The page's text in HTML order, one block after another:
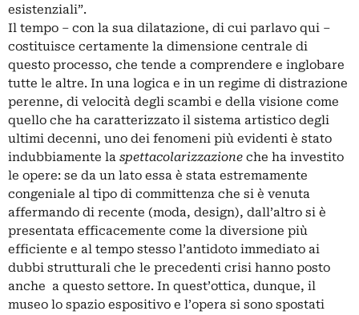
esistenziali”.
Il tempo – con la sua dilatazione, di cui parlavo qui ‒
costituisce certamente la dimensione centrale di
questo processo, che tende a comprendere e inglobare
tutte le altre. In una logica e in un regime di distrazione
perenne, di velocità degli scambi e della visione come
quello che ha caratterizzato il sistema artistico degli
ultimi decenni, uno dei fenomeni più evidenti è stato
indubbiamente la spettacolarizzazione che ha investito
le opere: se da un lato essa è stata estremamente
congeniale al tipo di committenza che si è venuta
affermando di recente (moda, design), dall’altro si è
presentata efficacemente come la diversione più
efficiente e al tempo stesso l’antidoto immediato ai
dubbi strutturali che le precedenti crisi hanno posto
anche a questo settore. In quest’ottica, dunque, il
museo lo spazio espositivo e l’opera si sono spostati